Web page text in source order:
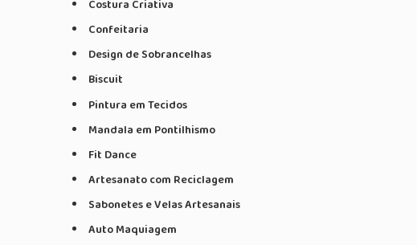
Costura Criativa
Confeitaria
Design de Sobrancelhas
Biscuit
Pintura em Tecidos
Mandala em Pontilhismo
Fit Dance
Artesanato com Reciclagem
Sabonetes e Velas Artesanais
Auto Maquiagem